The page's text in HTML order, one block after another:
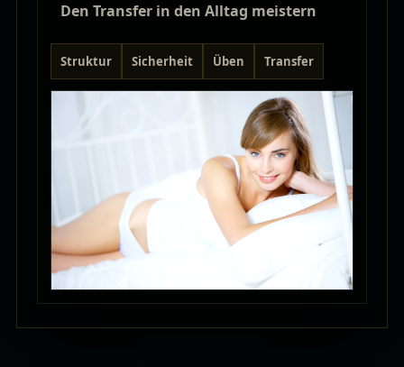
Den Transfer in den Alltag meistern
Struktur Sicherheit Üben Transfer